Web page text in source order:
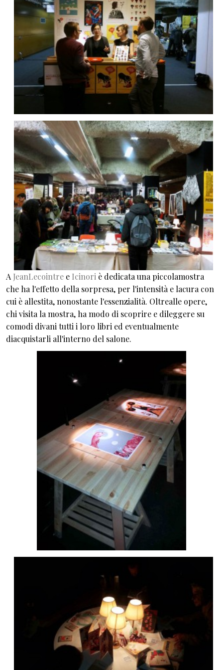
A JeanLecointre e Icinori è dedicata una piccolamostra
che ha l'effetto della sorpresa, per l'intensità e lacura con
cui è allestita, nonostante l'essenzialità. Oltrealle opere,
chi visita la mostra, ha modo di scoprire e dileggere su
comodi divani tutti i loro libri ed eventualmente
diacquistarli all'interno del salone.